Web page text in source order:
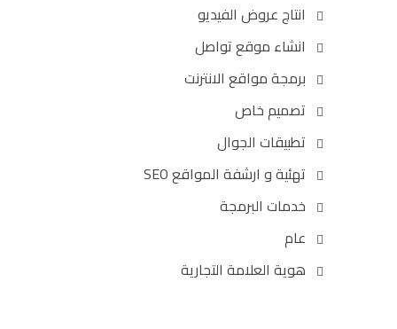
انتاج عروض الفيديو
انشاء موقع تواصل
برمجة مواقع الانترنت
تصميم خاص
تطبيقات الجوال
تهئية و ارشفة المواقع SEO
خدمات البرمجة
عام
هوية العلامة التجارية